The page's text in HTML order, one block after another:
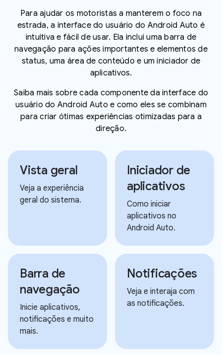
Para ajudar os motoristas a manterem o foco na
estrada, a interface do usuário do Android Auto é
intuitiva e fácil de usar. Ela inclui uma barra de
navegação para ações importantes e elementos de
status, uma área de conteúdo e um iniciador de
aplicativos.
Saiba mais sobre cada componente da interface do
usuário do Android Auto e como eles se combinam
para criar ótimas experiências otimizadas para a
direção.
Vista geral
Veja a experiência
geral do sistema.
Iniciador de
aplicativos
Como iniciar
aplicativos no
Android Auto.
Barra de
navegação
Inicie aplicativos,
notificações e muito
mais.
Notificações
Veja e interaja com
as notificações.